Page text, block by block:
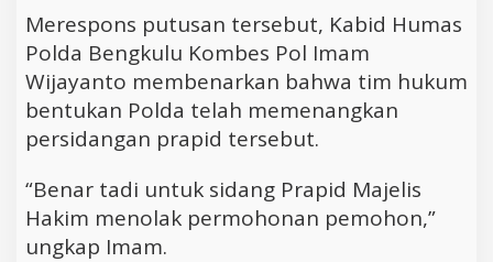
Merespons putusan tersebut, Kabid Humas
Polda Bengkulu Kombes Pol Imam
Wijayanto membenarkan bahwa tim hukum
bentukan Polda telah memenangkan
persidangan prapid tersebut.
“Benar tadi untuk sidang Prapid Majelis
Hakim menolak permohonan pemohon,”
ungkap Imam.